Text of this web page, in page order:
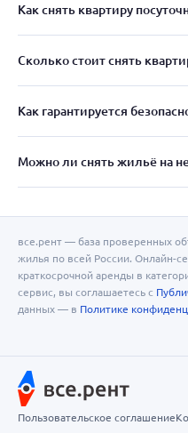
Как снять квартиру
Сколько стоит снять
Как гарантируется
Можно ли снять жильё на
все.рент — база проверенных
жилья по всей России. Онлайн-
краткосрочной аренды в
сервис, вы соглашаетесь с
данных — в Политике
Пользовательское соглашение